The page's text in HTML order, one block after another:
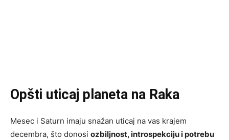
Opšti uticaj planeta na Raka
Mesec i Saturn imaju snažan uticaj na vas krajem
decembra, što donosi ozbiljnost, introspekciju i potrebu